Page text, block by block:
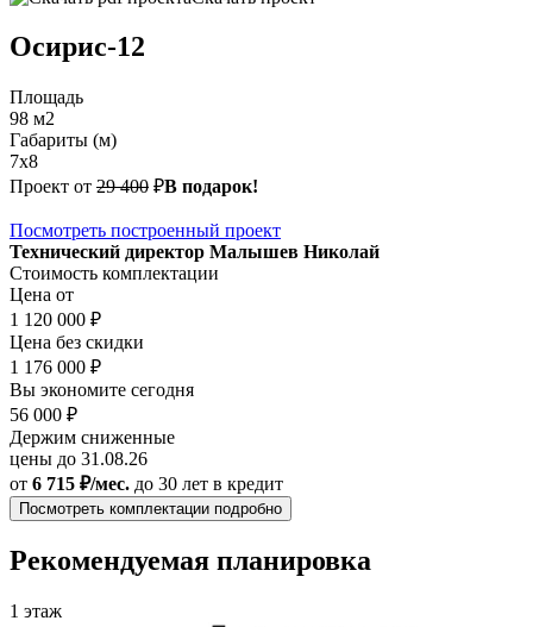
Осирис-12
Площадь
98 м2
Габариты (м)
7х8
Проект от 29 400 ₽В подарок!
Посмотреть построенный проект
Технический директор Малышев Николай
Стоимость комплектации
Цена от
1 120 000 ₽
Цена без скидки
1 176 000 ₽
Вы экономите сегодня
56 000 ₽
Держим сниженные
цены до 31.08.26
от 6 715 ₽/мес. до 30 лет в кредит
Посмотреть комплектации подробно
Рекомендуемая планировка
1 этаж